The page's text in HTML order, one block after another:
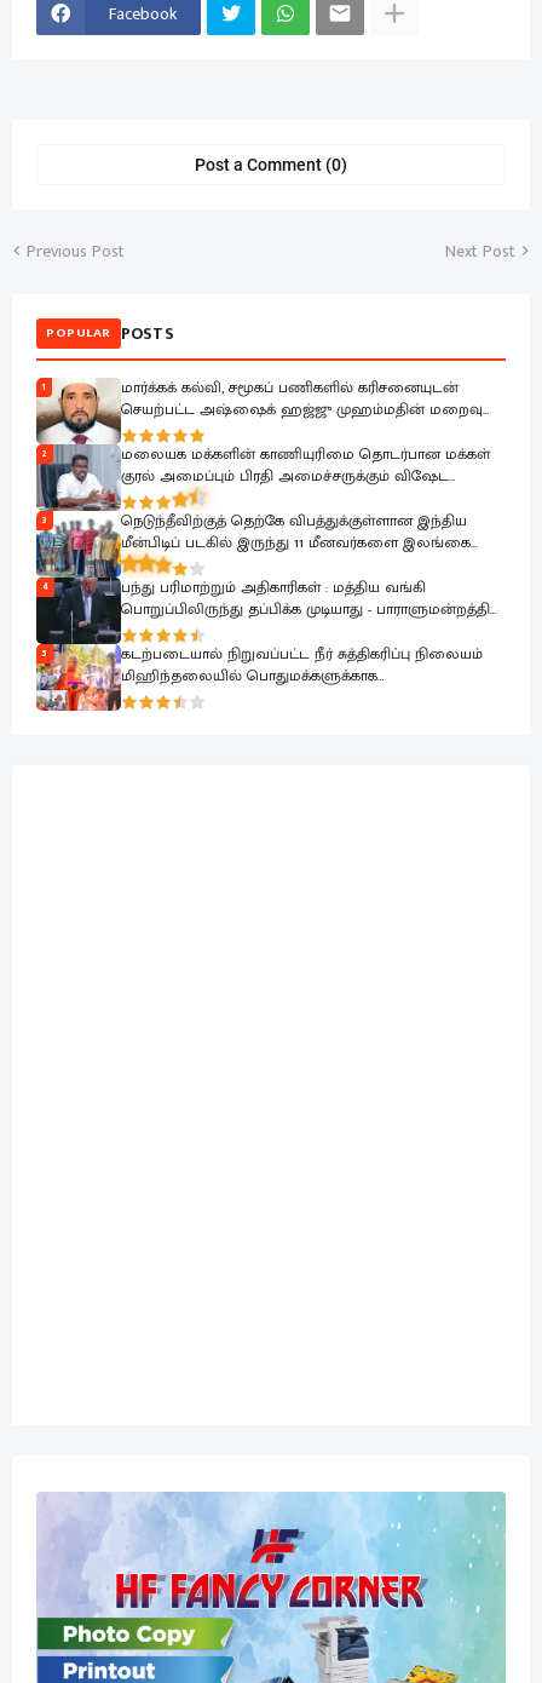
Facebook
Post a Comment (0)
Previous Post Next Post
POPULAR POSTS
1
மார்க்கக் கல்வி, சமூகப் பணிகளில் கரிசனையுடன்
செயற்பட்ட அஷ்ஷைக் ஹஜ்ஜு முஹம்மதின் மறைவு
பேரிழப்பாகும்; அம்பாறை மாவட்ட ஜம்இய்யத்துல் உலமா
ஆழ்ந்த கவலை.!
2
மலையக மக்களின் காணியுரிமை தொடர்பான மக்கள்
குரல் அமைப்பும் பிரதி அமைச்சருக்கும் விஷேட
கலந்துரையாடல்
3
நெடுந்தீவிற்குத் தெற்கே விபத்துக்குள்ளான இந்திய
மீன்பிடிப் படகில் இருந்து 11 மீனவர்களை இலங்கை
கடற்படை பாதுகாப்பாக மீட்டது
4
பந்து பரிமாற்றும் அதிகாரிகள் : மத்திய வங்கி
பொறுப்பிலிருந்து தப்பிக்க முடியாது - பாராளுமன்றத்தில்
ரவூப் ஹக்கீம் ஆவேசம்
5
கடற்படையால் நிறுவப்பட்ட நீர் சுத்திகரிப்பு நிலையம்
மிஹிந்தலையில் பொதுமக்களுக்காக
கையளிக்கப்பட்டது